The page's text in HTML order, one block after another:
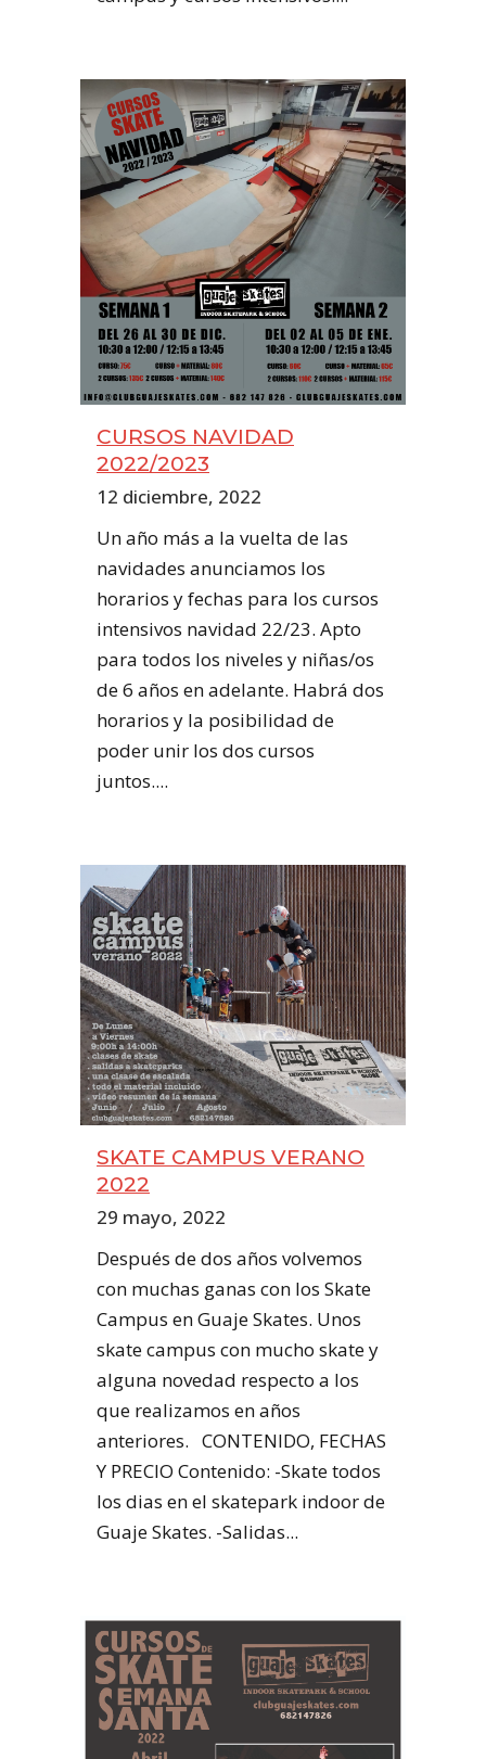
CURSOS NAVIDAD
2022/2023
12 diciembre, 2022
Un año más a la vuelta de las
navidades anunciamos los
horarios y fechas para los cursos
intensivos navidad 22/23. Apto
para todos los niveles y niñas/os
de 6 años en adelante. Habrá dos
horarios y la posibilidad de
poder unir los dos cursos
juntos....
SKATE CAMPUS VERANO
2022
29 mayo, 2022
Después de dos años volvemos
con muchas ganas con los Skate
Campus en Guaje Skates. Unos
skate campus con mucho skate y
alguna novedad respecto a los
que realizamos en años
anteriores. CONTENIDO, FECHAS
Y PRECIO Contenido: -Skate todos
los dias en el skatepark indoor de
Guaje Skates. -Salidas...